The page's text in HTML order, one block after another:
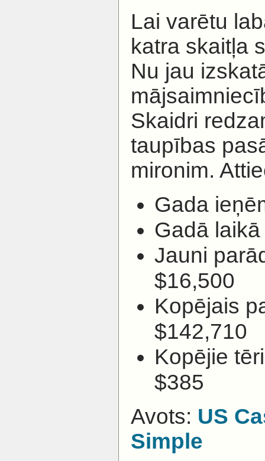
Lai varētu
katra skaitļa
Nu jau
Skaidri
taupības
mironim.
Gada
Gadā
Jauni
$16,500
Kopējais
$142,710
Kopējie
$385
Avots: US
Simple